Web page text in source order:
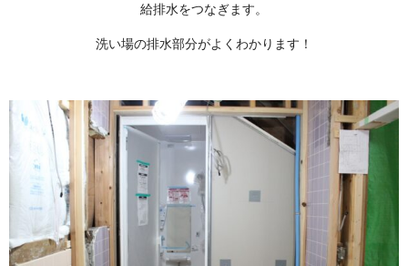
給排水をつなぎます。
洗い場の排水部分がよくわかります！